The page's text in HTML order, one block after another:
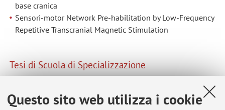
Questo sito web utilizza i cookie
base cranica
Sensori-motor Network Pre-habilitation by Low-Frequency
Repetitive Transcranial Magnetic Stimulation
Tesi di Scuola di Specializzazione
malattia di Parkinson: analisi delle soglie motorie, della
finestra terapeutica e dell’interazione VTA–CST.